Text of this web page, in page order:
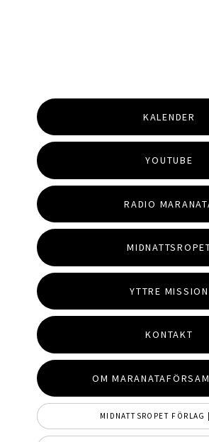
KALENDER
YOUTUBE
RADIO
YTTRE MISSION
KONTAKT
OM
MIDNATTSROPET